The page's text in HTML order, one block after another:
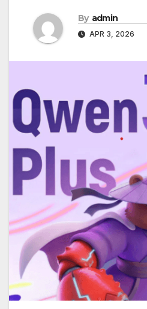
By admin
APR 3, 2026